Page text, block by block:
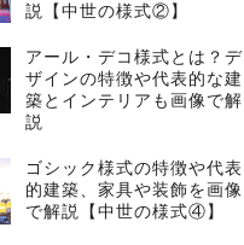
説【中世の様式②】
アール・デコ様式とは？デ
ザインの特徴や代表的な建
築とインテリアも画像で解
説
ゴシック様式の特徴や代表
的建築、家具や装飾を画像
で解説【中世の様式④】